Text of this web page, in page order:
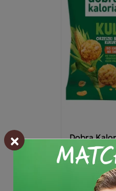
Dobra
sztuk
40,20 zł
×